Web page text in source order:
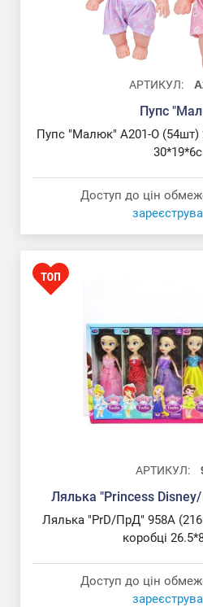
АРТИКУЛ:
Пупс
Пупс "Малюк" A201-O (54шт)
Доступ до цін
АРТИКУЛ:
Лялька "Princess
Лялька "PrD/ПрД" 958A
коробці
Доступ до цін